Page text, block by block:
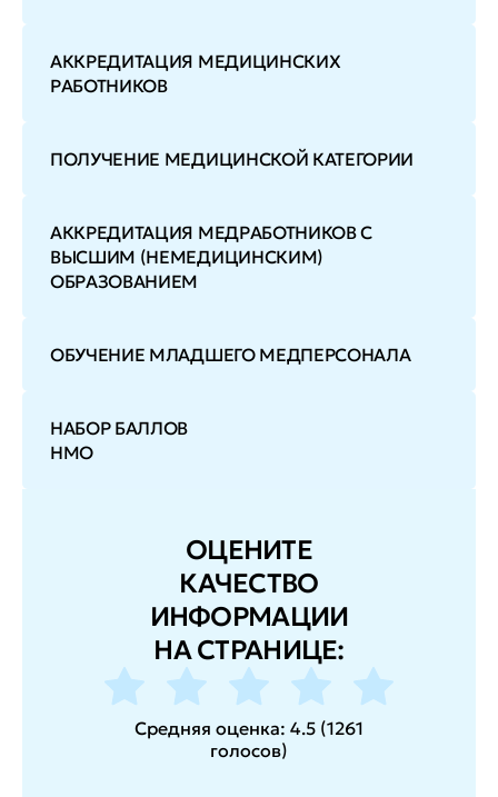
АККРЕДИТАЦИЯ МЕДИЦИНСКИХ
РАБОТНИКОВ
ПОЛУЧЕНИЕ МЕДИЦИНСКОЙ КАТЕГОРИИ
АККРЕДИТАЦИЯ МЕДРАБОТНИКОВ С
ВЫСШИМ (НЕМЕДИЦИНСКИМ)
ОБРАЗОВАНИЕМ
ОБУЧЕНИЕ МЛАДШЕГО МЕДПЕРСОНАЛА
НАБОР БАЛЛОВ
НМО
ОЦЕНИТЕ
КАЧЕСТВО
ИНФОРМАЦИИ
НА СТРАНИЦЕ:
Средняя оценка: 4.5 (1261
голосов)